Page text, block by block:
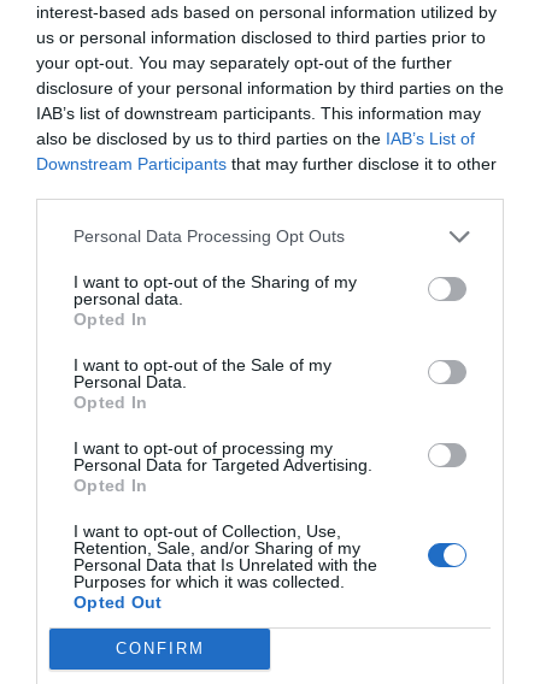
interest-based ads based on personal information utilized by
us or personal information disclosed to third parties prior to
your opt-out. You may separately opt-out of the further
disclosure of your personal information by third parties on the
IAB’s list of downstream participants. This information may
also be disclosed by us to third parties on the IAB’s List of
Downstream Participants that may further disclose it to other
Personal Data Processing Opt Outs
I want to opt-out of the Sharing of my
personal data.
Opted In
I want to opt-out of the Sale of my
Personal Data.
Opted In
I want to opt-out of processing my
Personal Data for Targeted Advertising.
Opted In
I want to opt-out of Collection, Use,
Retention, Sale, and/or Sharing of my
Personal Data that Is Unrelated with the
Purposes for which it was collected.
Opted Out
CONFIRM
Segons han informat fonts del Consorci Provincial de
Bombers de València,l'avís s'ha rebut a les 8:05 hores
Fins al lloc dels fets s'han desplaçat efectius del parc
d'Alzira, que han prestat suport als mitjans sanitaris
en l'atenció de la persona afectada.L'actuació dels
bombers ha sigut breui s'ha prolongat durant
aproximadament deu minuts.
Per la seua banda, el Centre d'Informació i
Coordinació d'Urgències ha mobilitzat
Servei d'Ajuda Mèdica Urgent(SAMU). L'equip mèdic
ha assistit una dona de 52 anys que presentava un